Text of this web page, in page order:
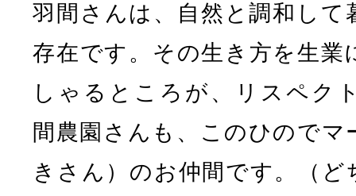
羽間さんは、自然と調和して
存在です。その生き方を生業
しゃるところが、リスペク
間農園さんも、このひので
きさん）のお仲間です。（ど